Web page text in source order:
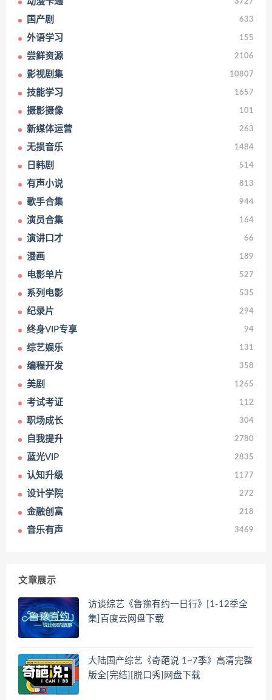
3727
国产剧 633
外语学习 155
尝鲜资源 2106
影视剧集 10807
技能学习 1657
摄影摄像 101
新媒体运营 263
无损音乐 1484
日韩剧 514
有声小说 813
歌手合集 944
演员合集 164
演讲口才 66
漫画 189
电影单片 527
系列电影 535
纪录片 294
终身VIP专享 94
综艺娱乐 131
编程开发 358
美剧 1265
考试考证 112
职场成长 304
自我提升 2780
蓝光VIP 2835
认知升级 1177
设计学院 272
金融创富 218
音乐有声 3469
文章展示
访谈综艺《鲁豫有约一日行》[1-12季全
集]百度云网盘下载
大陆国产综艺《奇葩说 1~7季》高清完整
版全[完结][脱口秀]网盘下载